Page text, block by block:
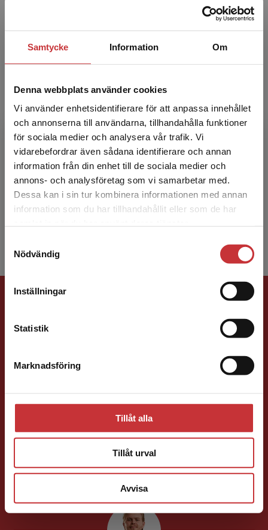
Samtycke Information Om
Denna webbplats använder cookies
Vi använder enhetsidentifierare för att anpassa innehållet
och annonserna till användarna, tillhandahålla funktioner
för sociala medier och analysera vår trafik. Vi
vidarebefordrar även sådana identifierare och annan
information från din enhet till de sociala medier och
annons- och analysföretag som vi samarbetar med.
Dessa kan i sin tur kombinera informationen med annan
information som du har tillhandahållit eller som de har
Nödvändig
Inställningar
Statistik
Marknadsföring
Tillåt alla
Tillåt urval
Avvisa
Begränsad fraktregion
Det verkar som att du besöker
studentlitteratur.se via en enhet utanför Sverige.
Vi erbjuder inte leveranser utanför Sverige. För
att kunna slutföra ett köp måste
lång erfarenhet som lärare, forskare och
konsult inom markn...
Henrik Agndal
Henrik Agndal är professor vid
Handelshögskolan i Göteborg. Hans
huvudsakliga intressen är marknadsföring,
ekonomistyrning, inköp och international...
Ekonomi Forskningsmetodik
och vetenskapsteori
046-31 21 66
E-post